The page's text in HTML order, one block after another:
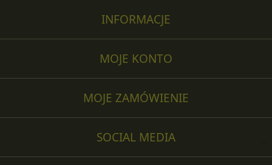
MOJE ZAMÓWIENIE
MOJE KONTO
INFORMACJE
SOCIAL MEDIA